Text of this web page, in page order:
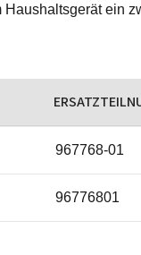
ein
967768-01
96776801